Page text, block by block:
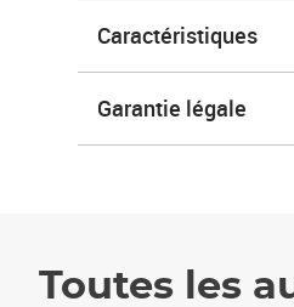
Caractéristiques
Garantie légale
Toutes les